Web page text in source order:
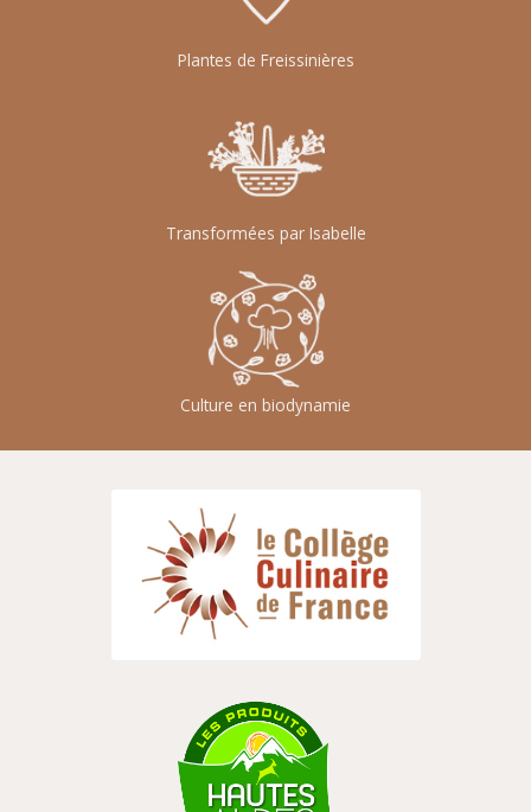
Plantes de Freissinières
Transformées par Isabelle
Culture en biodynamie